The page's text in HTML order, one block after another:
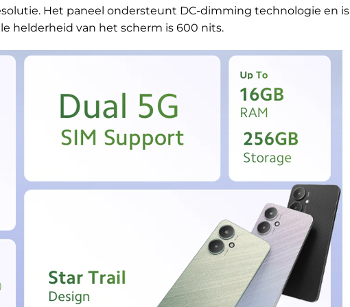
Het paneel ondersteunt DC-dimming technologie en is
helderheid van het scherm is 600 nits.